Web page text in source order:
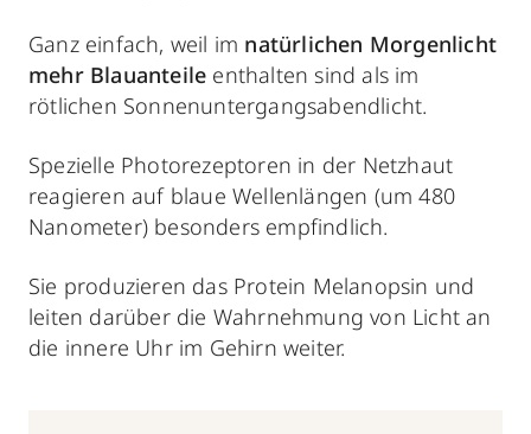
Ganz einfach, weil im natürlichen Morgenlicht
mehr Blauanteile enthalten sind als im
rötlichen Sonnenuntergangsabendlicht.
Spezielle Photorezeptoren in der Netzhaut
reagieren auf blaue Wellenlängen (um 480
Nanometer) besonders empfindlich.
Sie produzieren das Protein Melanopsin und
leiten darüber die Wahrnehmung von Licht an
die innere Uhr im Gehirn weiter.